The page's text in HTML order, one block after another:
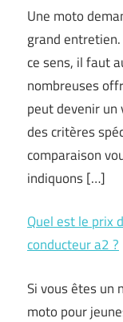
Une moto
grand
ce sens, il faut
nombreuses
peut devenir
des critères
comparaison
indiquons […]
Quel est le prix
conducteur a2 ?
Si vous êtes un
moto pour